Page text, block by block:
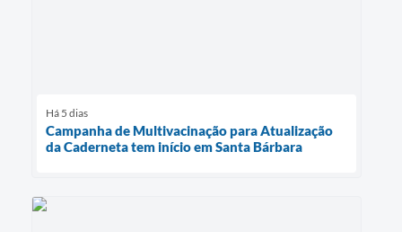
Há 5 dias
Campanha de Multivacinação para Atualização
da Caderneta tem início em Santa Bárbara